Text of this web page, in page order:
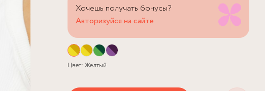
Хочешь получать бонусы?
Авторизуйся на сайте
Цвет: Желтый